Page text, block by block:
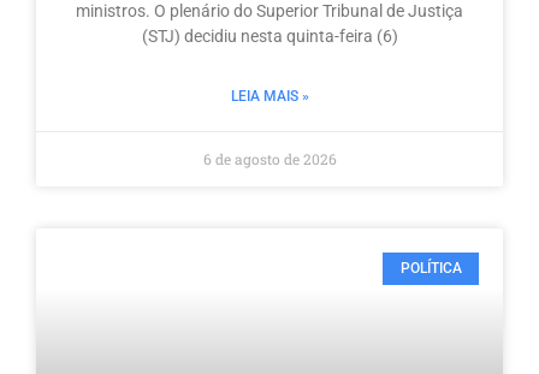
ministros. O plenário do Superior Tribunal de Justiça
(STJ) decidiu nesta quinta-feira (6)
LEIA MAIS »
6 de agosto de 2026
POLÍTICA